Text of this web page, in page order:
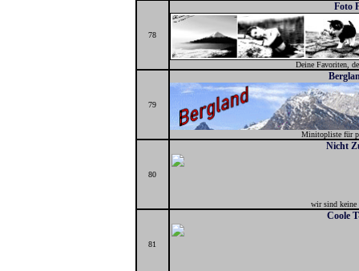
78
Foto
Deine Favoriten,
79
Minitopliste für
80
Nicht
wir sind keine
81
Coole